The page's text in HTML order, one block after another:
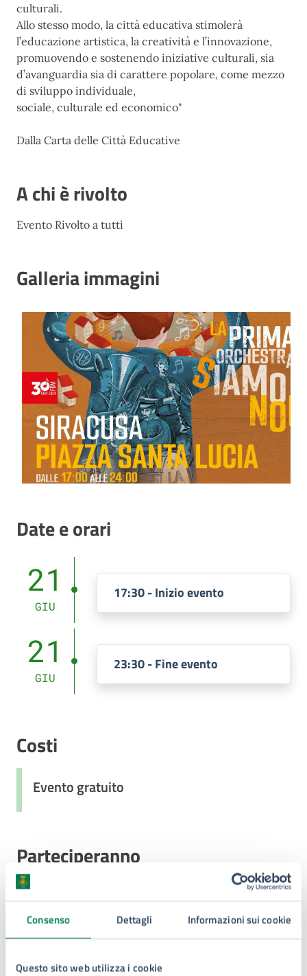
Consenso Dettagli Informazioni sui cookie
Questo sito web utilizza i cookie
culturali.
Allo stesso modo, la città educativa stimolerà
l’educazione artistica, la creatività e l’innovazione,
promuovendo e sostenendo iniziative culturali, sia
d’avanguardia sia di carattere popolare, come mezzo
di sviluppo individuale,
sociale, culturale ed economico"
Dalla Carta delle Città Educative
A chi è rivolto
Evento Rivolto a tutti
Galleria immagini
Date e orari
21
GIU
17:30 - Inizio evento
21
GIU
23:30 - Fine evento
Costi
Evento gratuito
Parteciperanno
Marco Zappulla
Contatti